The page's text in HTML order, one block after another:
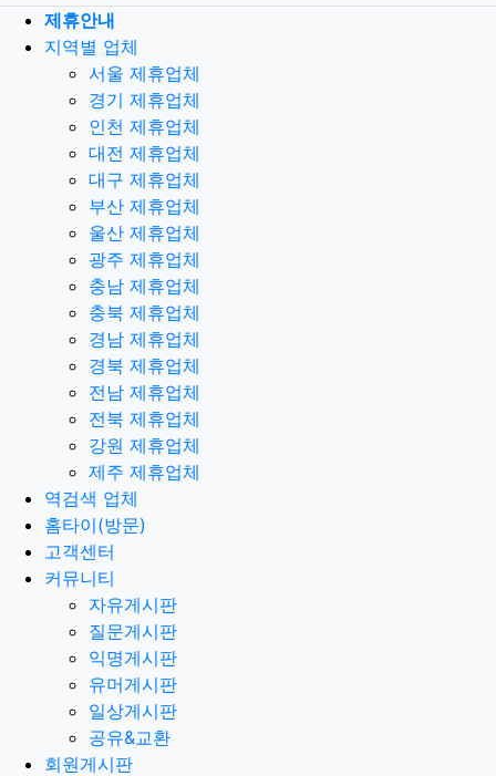
제휴안내
지역별 업체
서울 제휴업체
경기 제휴업체
인천 제휴업체
대전 제휴업체
대구 제휴업체
부산 제휴업체
울산 제휴업체
광주 제휴업체
충남 제휴업체
충북 제휴업체
경남 제휴업체
경북 제휴업체
전남 제휴업체
전북 제휴업체
강원 제휴업체
제주 제휴업체
역검색 업체
홈타이(방문)
고객센터
커뮤니티
자유게시판
질문게시판
익명게시판
유머게시판
일상게시판
공유&교환
회원게시판